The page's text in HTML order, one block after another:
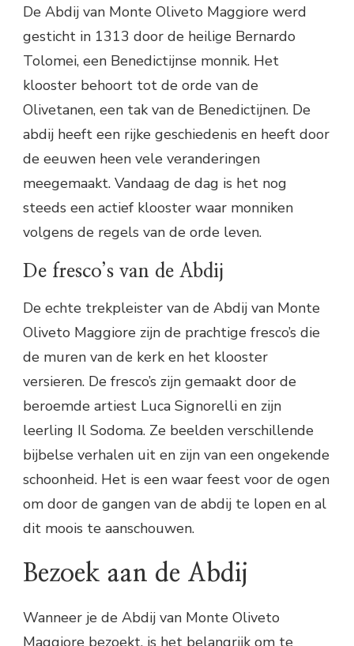
De Abdij van Monte Oliveto Maggiore werd
gesticht in 1313 door de heilige Bernardo
Tolomei, een Benedictijnse monnik. Het
klooster behoort tot de orde van de
Olivetanen, een tak van de Benedictijnen. De
abdij heeft een rijke geschiedenis en heeft door
de eeuwen heen vele veranderingen
meegemaakt. Vandaag de dag is het nog
steeds een actief klooster waar monniken
volgens de regels van de orde leven.
De fresco’s van de Abdij
De echte trekpleister van de Abdij van Monte
Oliveto Maggiore zijn de prachtige fresco’s die
de muren van de kerk en het klooster
versieren. De fresco’s zijn gemaakt door de
beroemde artiest Luca Signorelli en zijn
leerling Il Sodoma. Ze beelden verschillende
bijbelse verhalen uit en zijn van een ongekende
schoonheid. Het is een waar feest voor de ogen
om door de gangen van de abdij te lopen en al
dit moois te aanschouwen.
Bezoek aan de Abdij
Wanneer je de Abdij van Monte Oliveto
Maggiore bezoekt, is het belangrijk om te